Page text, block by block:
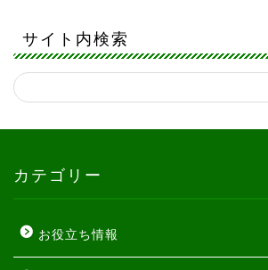
サイト内検索
カテゴリー
お役立ち情報